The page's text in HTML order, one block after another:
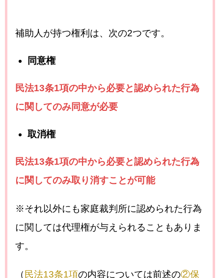
補助人が持つ権利は、次の2つです。
同意権
民法13条1項の中から必要と認められた行為
に関してのみ同意が必要
取消権
民法13条1項の中から必要と認められた行為
に関してのみ取り消すことが可能
※それ以外にも家庭裁判所に認められた行為
に関しては代理権が与えられることもありま
す。
（ 民法13条1項の内容については前述の②保